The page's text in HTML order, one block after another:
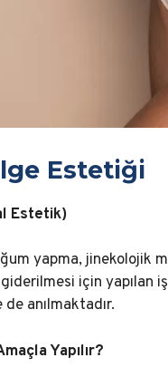
Estetiği
Estetik)
yapma, jinekolojik
için
anılmaktadır.
Yapılır?